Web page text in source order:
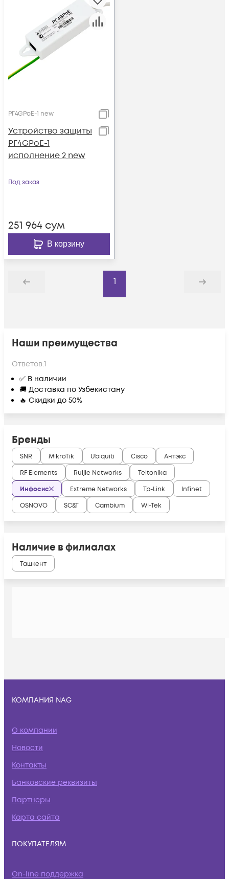
РГ4GPoE-1 new
Устройство защиты
РГ4GPoE-1
исполнение 2 new
Под заказ
251 964 сум
В корзину
Назад
1
Дальше
Наши преимущества
Ответов:1
✅ В наличии
🚚 Доставка по Узбекистану
🔥 Скидки до 50%
Бренды
SNR MikroTik Ubiquiti Cisco
Антэкс
RF Elements
Ruijie Networks
Teltonika
Инфосис
Extreme Networks Tp-Link
Infinet
OSNOVO
SC&T Cambium Wi-Tek
Наличие в филиалах
Ташкент
КОМПАНИЯ NAG
О компании
Новости
Контакты
Банковские реквизиты
Партнеры
Карта сайта
ПОКУПАТЕЛЯМ
On-line поддержка